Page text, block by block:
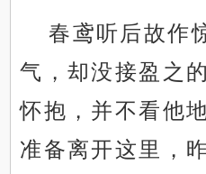
春鸢听后故作
气，却没接盈之
怀抱，并不看他
准备离开这里，